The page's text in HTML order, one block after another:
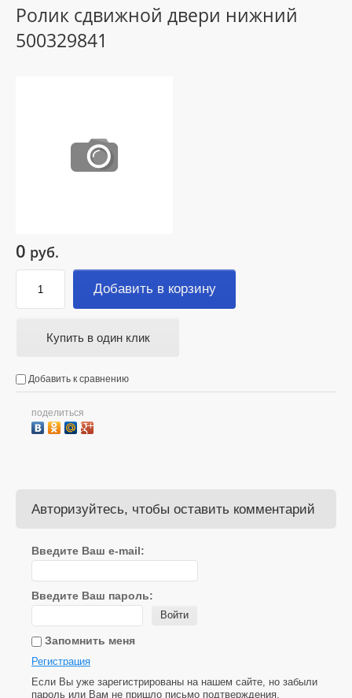
Ролик сдвижной двери нижний
500329841
0 руб.
Добавить в корзину
Купить в один клик
Добавить к сравнению
поделиться
Авторизуйтесь, чтобы оставить комментарий
Введите Ваш e-mail:
Введите Ваш пароль:
Войти
Запомнить меня
Регистрация
Если Вы уже зарегистрированы на нашем сайте, но забыли
пароль или Вам не пришло письмо подтверждения,